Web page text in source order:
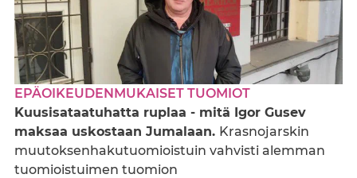
EPÄOIKEUDENMUKAISET TUOMIOT
Kuusisataatuhatta ruplaa - mitä Igor Gusev
maksaa uskostaan Jumalaan. Krasnojarskin
muutoksenhakutuomioistuin vahvisti alemman
tuomioistuimen tuomion